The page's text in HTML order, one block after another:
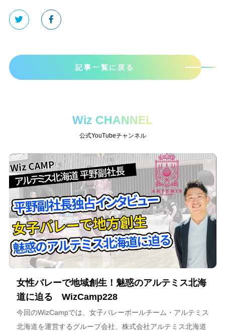
記事一覧に戻る
Wiz CHANNEL
公式YouTubeチャンネル
女性バレーで地域創生！魅惑のアルテミス北海
道に迫る WizCamp228
今回のWizCampでは、女子バレーボールチーム・アルテミス
北海道を運営するグループ会社、株式会社アルテミス北海道